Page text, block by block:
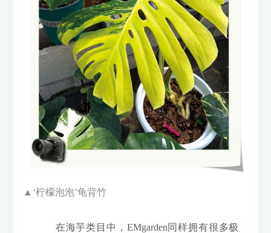
▲‘柠檬泡泡’龟背竹
在海芋类目中，EMgarden同样拥有很多极